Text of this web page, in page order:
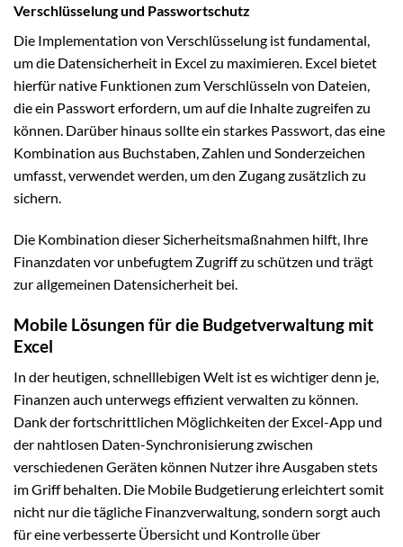
Verschlüsselung und Passwortschutz
Die Implementation von Verschlüsselung ist fundamental,
um die Datensicherheit in Excel zu maximieren. Excel bietet
hierfür native Funktionen zum Verschlüsseln von Dateien,
die ein Passwort erfordern, um auf die Inhalte zugreifen zu
können. Darüber hinaus sollte ein starkes Passwort, das eine
Kombination aus Buchstaben, Zahlen und Sonderzeichen
umfasst, verwendet werden, um den Zugang zusätzlich zu
sichern.
Die Kombination dieser Sicherheitsmaßnahmen hilft, Ihre
Finanzdaten vor unbefugtem Zugriff zu schützen und trägt
zur allgemeinen Datensicherheit bei.
Mobile Lösungen für die Budgetverwaltung mit
Excel
In der heutigen, schnelllebigen Welt ist es wichtiger denn je,
Finanzen auch unterwegs effizient verwalten zu können.
Dank der fortschrittlichen Möglichkeiten der Excel-App und
der nahtlosen Daten-Synchronisierung zwischen
verschiedenen Geräten können Nutzer ihre Ausgaben stets
im Griff behalten. Die Mobile Budgetierung erleichtert somit
nicht nur die tägliche Finanzverwaltung, sondern sorgt auch
für eine verbesserte Übersicht und Kontrolle über